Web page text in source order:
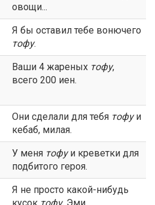
овощи...
Я бы оставил тебе вонючего
тофу.
Ваши 4 жареных тофу,
всего 200 иен.
Они сделали для тебя тофуи
кебаб, милая.
У меня тофуи креветки для
подбитого героя.
Я не просто какой-нибудь